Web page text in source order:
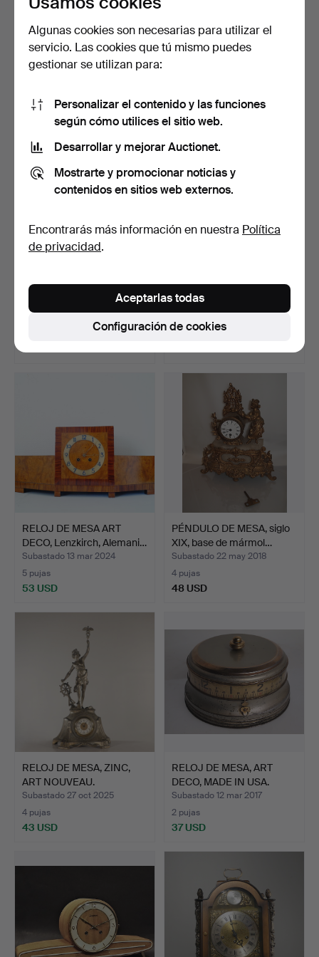
RELOJ DE MESA,
porcelana, Versace,
69 USD
RELOJ ALARMA, Cyma
58 USD
RELOJ DE MESA,
Napoleón circa 1920.
53 USD
2 pujas
RELOJ DE MESA ART
DECO, Lenzkirch, Alemani…
Subastado 13 mar 2024
5 pujas
53 USD
PÉNDULO DE MESA, siglo
XIX, base de mármol…
Subastado 22 may 2018
4 pujas
48 USD
RELOJ DE MESA, ZINC,
ART NOUVEAU.
Subastado 27 oct 2025
4 pujas
43 USD
RELOJ DE MESA, ART
DECO, MADE IN USA.
Subastado 12 mar 2017
2 pujas
37 USD
Algunas cookies son necesarias para utilizar el
servicio. Las cookies que tú mismo puedes
gestionar se utilizan para:
Personalizar el contenido y las funciones
según cómo utilices el sitio web.
Desarrollar y mejorar Auctionet.
Mostrarte y promocionar noticias y
contenidos en sitios web externos.
Encontrarás más información en nuestra Política
de privacidad.
Configuración de cookies
Aceptarlas todas